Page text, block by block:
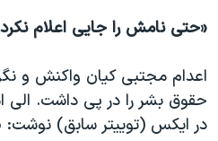
«حتی نامش را جایی اعلام
اعدام مجتبی کیان واکنش و
حقوق بشر را در پی داشت. الی
در ایکس (توییتر سابق) نوشت: